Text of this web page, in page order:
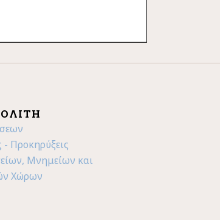
- Προκηρύξεις
Μνημείων και
Χώρων